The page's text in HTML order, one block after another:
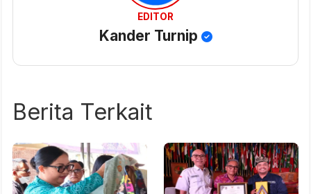
EDITOR
Kander Turnip
Berita Terkait